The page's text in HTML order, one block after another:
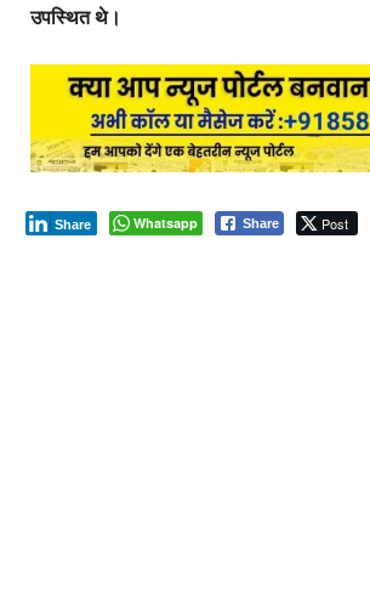
उपस्थित थे।
Whatsapp Share Post
Share